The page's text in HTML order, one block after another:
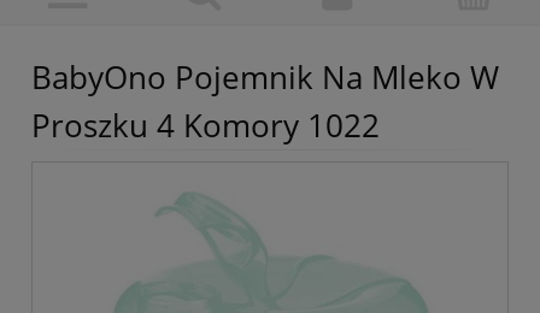
BabyOno Pojemnik Na Mleko W
Proszku 4 Komory 1022